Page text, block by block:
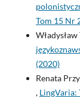
Tom 15 Nr
(2020)
Renata
, LingVaria: